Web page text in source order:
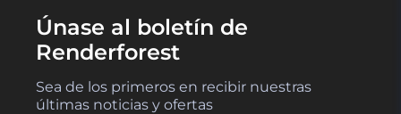
Únase al boletín de
Renderforest
Sea de los primeros en recibir nuestras
últimas noticias y ofertas